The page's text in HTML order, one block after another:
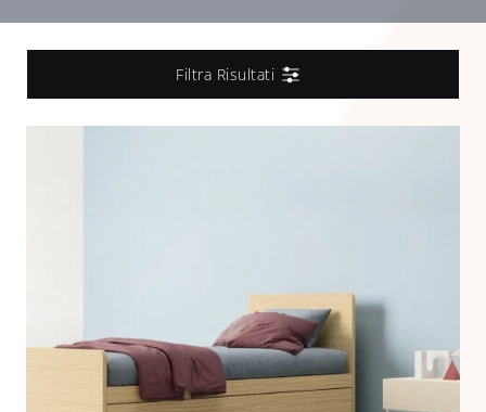
Filtra Risultati